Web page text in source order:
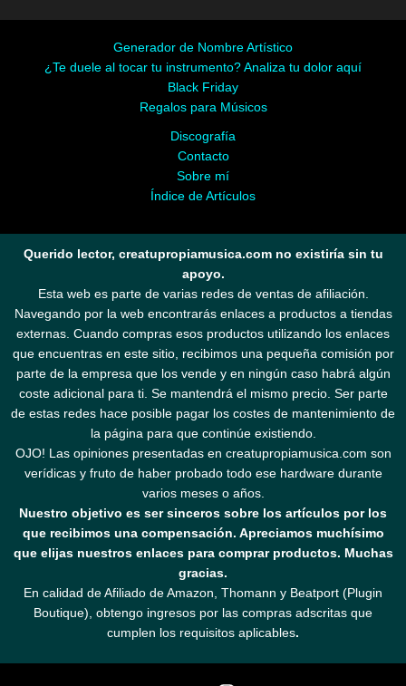
Generador de Nombre Artístico
¿Te duele al tocar tu instrumento? Analiza tu dolor aquí
Black Friday
Regalos para Músicos
Discografía
Contacto
Sobre mí
Índice de Artículos
Querido lector, creatupropiamusica.com no existiría sin tu
apoyo.
Esta web es parte de varias redes de ventas de afiliación.
Navegando por la web encontrarás enlaces a productos a tiendas
externas. Cuando compras esos productos utilizando los enlaces
que encuentras en este sitio, recibimos una pequeña comisión por
parte de la empresa que los vende y en ningún caso habrá algún
coste adicional para ti. Se mantendrá el mismo precio. Ser parte
de estas redes hace posible pagar los costes de mantenimiento de
la página para que continúe existiendo.
OJO! Las opiniones presentadas en creatupropiamusica.com son
verídicas y fruto de haber probado todo ese hardware durante
varios meses o años.
Nuestro objetivo es ser sinceros sobre los artículos por los
que recibimos una compensación. Apreciamos muchísimo
que elijas nuestros enlaces para comprar productos. Muchas
gracias.
En calidad de Afiliado de Amazon, Thomann y Beatport (Plugin
Boutique), obtengo ingresos por las compras adscritas que
cumplen los requisitos aplicables.